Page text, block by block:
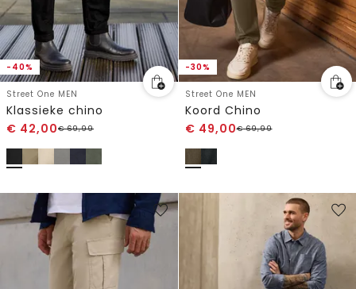
-40%
Street One MEN
Klassieke chino
€ 42,00€69,99
-30%
Street One MEN
Koord Chino
€ 49,00€69,99